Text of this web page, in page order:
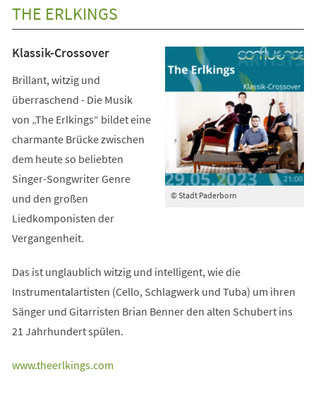
neuen
THE ERLKINGS
© Stadt Paderborn
Klassik-Crossover
Brillant, witzig und
überraschend - Die Musik
von „The Erlkings“ bildet eine
charmante Brücke zwischen
dem heute so beliebten
Singer-Songwriter Genre
und den großen
Liedkomponisten der
Vergangenheit.
Das ist unglaublich witzig und intelligent, wie die
Instrumentalartisten (Cello, Schlagwerk und Tuba) um ihren
Sänger und Gitarristen Brian Benner den alten Schubert ins
21 Jahrhundert spülen.
www.theerlkings.com
(Öffnet